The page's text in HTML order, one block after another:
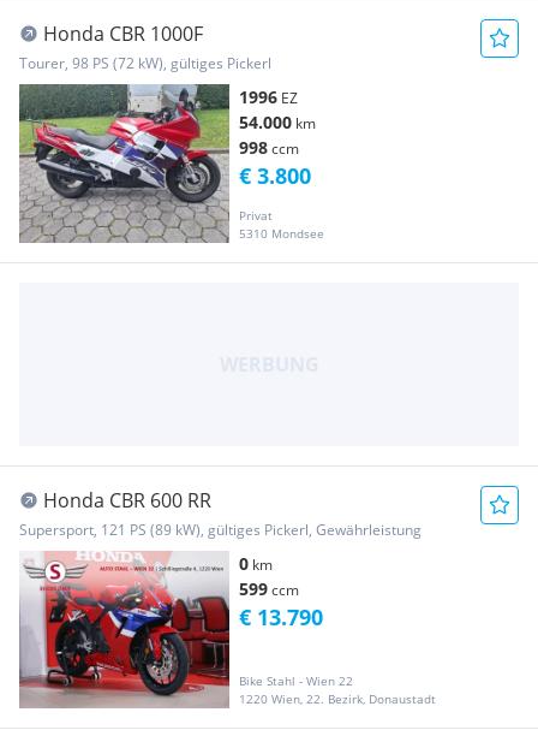
Honda CBR 1000F
Tourer, 98 PS (72 kW), gültiges Pickerl
1996 EZ
54.000 km
998ccm
Privat
5310 Mondsee
€ 3.800
Honda CBR 600 RR
Supersport, 121 PS (89 kW), gültiges Pickerl, Gewährleistung
0 km
599ccm
Bike Stahl - Wien 22
1220 Wien, 22. Bezirk, Donaustadt
€ 13.790